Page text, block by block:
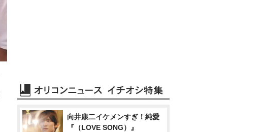
向井康二イケメンすぎ！純愛
『（LOVE SONG）』